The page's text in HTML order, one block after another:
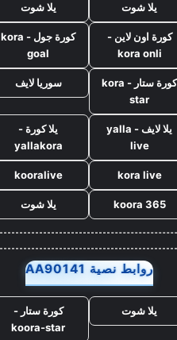
يلا شوت يلا شوت
كورة اون لاين -
kora onli
كورة جول - kora
goal
كورة ستار - kora
star
سوريا لايف
يلا لايف - yalla
live
يلا كورة -
yallakora
kora live
kooralive
koora 365 يلا شوت
روابط نصية AA90141
يلا شوت
كورة ستار -
koora-star